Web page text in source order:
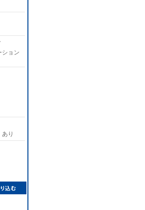
ション
あり